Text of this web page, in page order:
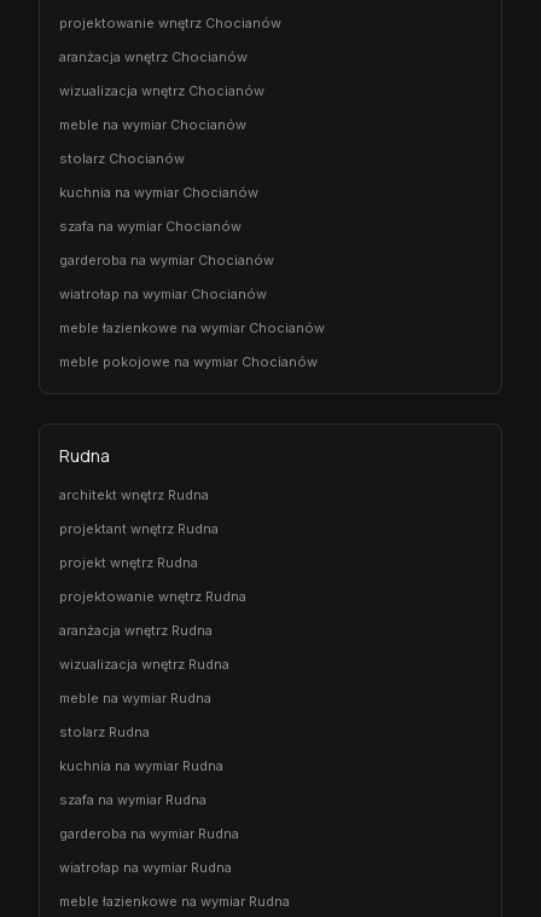
projektowanie wnętrz Chocianów
aranżacja wnętrz Chocianów
wizualizacja wnętrz Chocianów
meble na wymiar Chocianów
stolarz Chocianów
kuchnia na wymiar Chocianów
szafa na wymiar Chocianów
garderoba na wymiar Chocianów
wiatrołap na wymiar Chocianów
meble łazienkowe na wymiar Chocianów
meble pokojowe na wymiar Chocianów
Rudna
architekt wnętrz Rudna
projektant wnętrz Rudna
projekt wnętrz Rudna
projektowanie wnętrz Rudna
aranżacja wnętrz Rudna
wizualizacja wnętrz Rudna
meble na wymiar Rudna
stolarz Rudna
kuchnia na wymiar Rudna
szafa na wymiar Rudna
garderoba na wymiar Rudna
wiatrołap na wymiar Rudna
meble łazienkowe na wymiar Rudna